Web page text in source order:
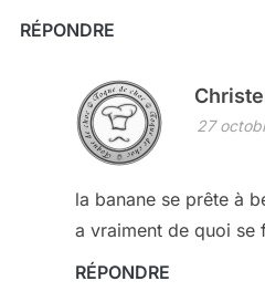
RÉPONDRE
27
la banane se prête à
a vraiment de quoi se
RÉPONDRE